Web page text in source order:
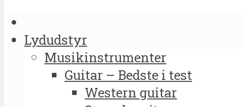
Lydudstyr
Musikinstrumenter
Guitar – Bedste i test
Western guitar